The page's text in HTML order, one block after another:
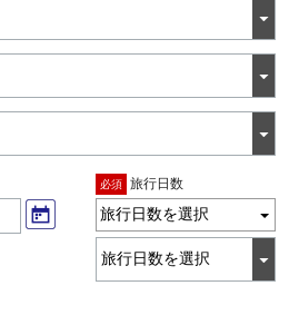
必須 旅行日数
旅行日数を選択